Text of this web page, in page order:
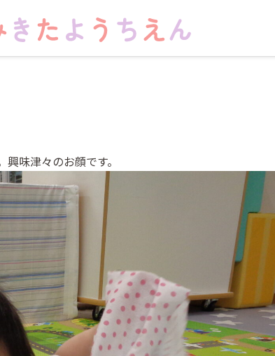
味津々のお顔です。